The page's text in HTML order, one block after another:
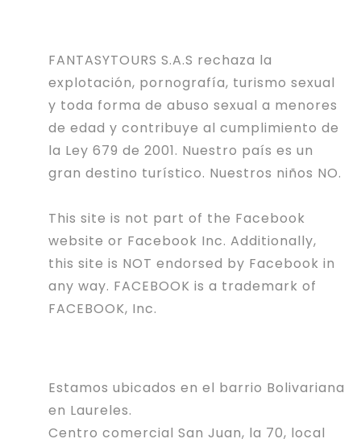
FANTASYTOURS S.A.S rechaza la
explotación, pornografía, turismo sexual
y toda forma de abuso sexual a menores
de edad y contribuye al cumplimiento de
la Ley 679 de 2001. Nuestro país es un
gran destino turístico. Nuestros niños NO.
This site is not part of the Facebook
website or Facebook Inc. Additionally,
this site is NOT endorsed by Facebook in
any way. FACEBOOK is a trademark of
FACEBOOK, Inc.
Estamos ubicados en el barrio Bolivariana
en Laureles.
Centro comercial San Juan, la 70, local